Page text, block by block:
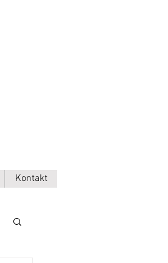
Kontakt